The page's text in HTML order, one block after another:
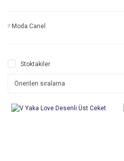
Moda Canel
Stoktakiler